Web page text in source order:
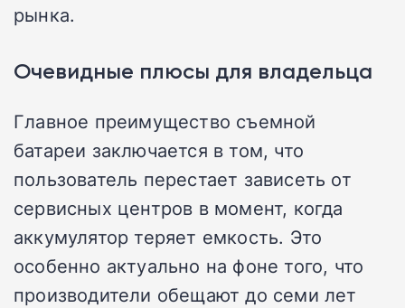
рынка.
Очевидные плюсы для владельца
Главное преимущество съемной
батареи заключается в том, что
пользователь перестает зависеть от
сервисных центров в момент, когда
аккумулятор теряет емкость. Это
особенно актуально на фоне того, что
производители обещают до семи лет